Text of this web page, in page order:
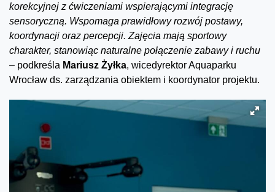
korekcyjnej z ćwiczeniami wspierającymi integrację
sensoryczną. Wspomaga prawidłowy rozwój postawy,
koordynacji oraz percepcji. Zajęcia mają sportowy
charakter, stanowiąc naturalne połączenie zabawy i ruchu
– podkreśla Mariusz Żyłka, wicedyrektor Aquaparku
Wrocław ds. zarządzania obiektem i koordynator projektu.